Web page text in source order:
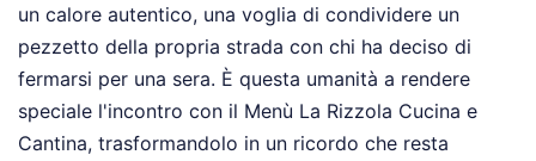
un calore autentico, una voglia di condividere un
pezzetto della propria strada con chi ha deciso di
fermarsi per una sera. È questa umanità a rendere
speciale l'incontro con il Menù La Rizzola Cucina e
Cantina, trasformandolo in un ricordo che resta